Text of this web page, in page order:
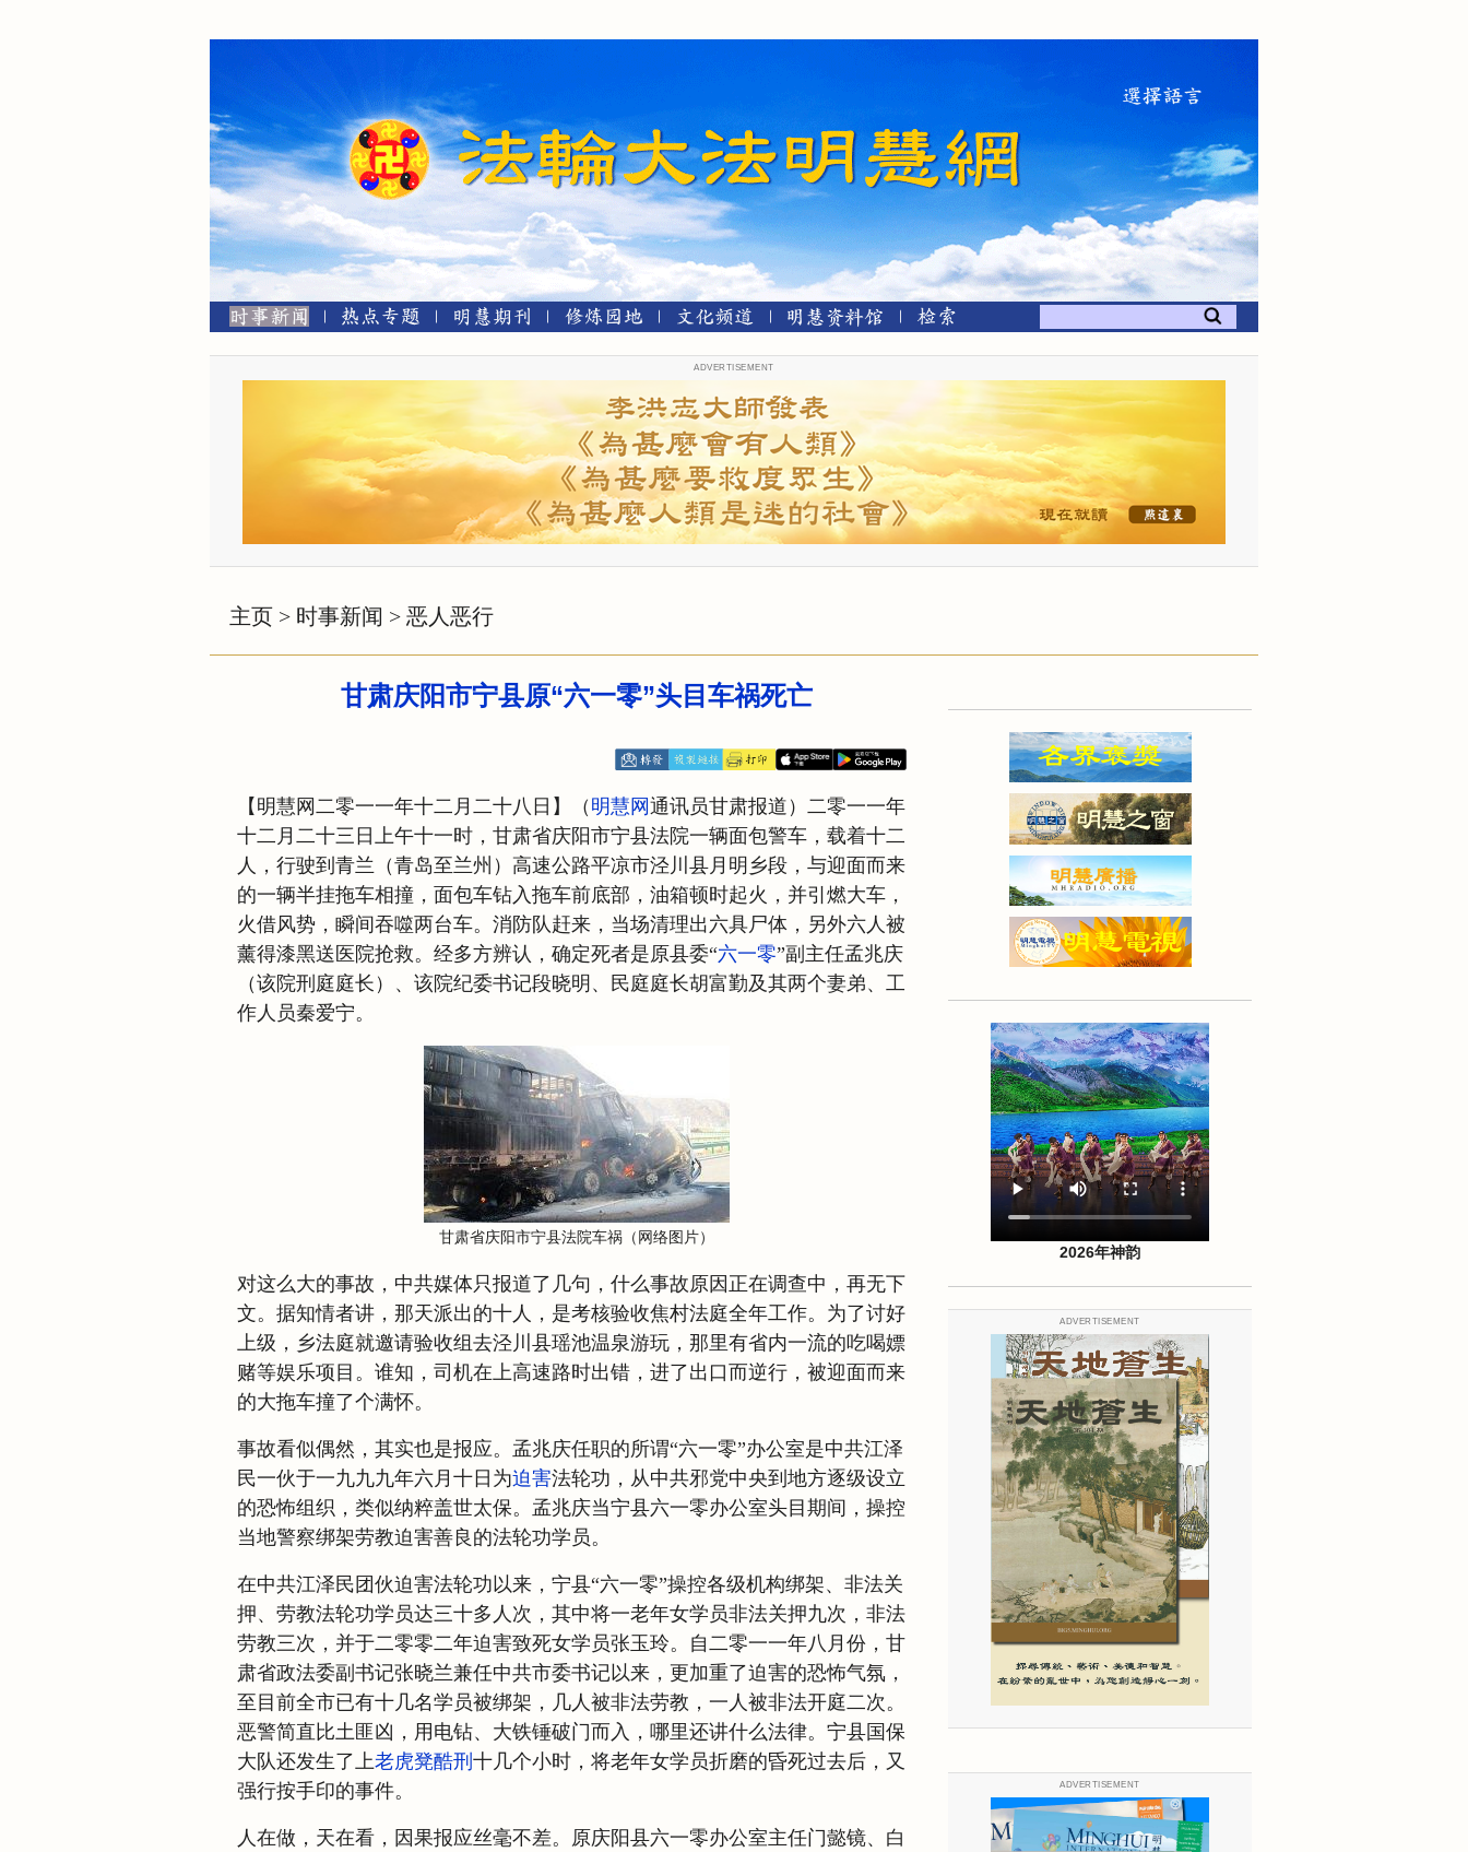
ADVERTISEMENT
主页 > 时事新闻 > 恶人恶行
甘肃庆阳市宁县原“六一零”头目车祸死亡
【明慧网二零一一年十二月二十八日】（ 明慧网 通讯员甘肃报道）二零一一年
十二月二十三日上午十一时，甘肃省庆阳市宁县法院一辆面包警车，载着十二
人，行驶到青兰（青岛至兰州）高速公路平凉市泾川县月明乡段，与迎面而来
的一辆半挂拖车相撞，面包车钻入拖车前底部，油箱顿时起火，并引燃大车，
火借风势，瞬间吞噬两台车。消防队赶来，当场清理出六具尸体，另外六人被
薰得漆黑送医院抢救。经多方辨认，确定死者是原县委“六一零”副主任孟兆庆
（该院刑庭庭长）、该院纪委书记段晓明、民庭庭长胡富勤及其两个妻弟、工
作人员秦爱宁。
甘肃省庆阳市宁县法院车祸（网络图片）
对这么大的事故，中共媒体只报道了几句，什么事故原因正在调查中，再无下
文。据知情者讲，那天派出的十人，是考核验收焦村法庭全年工作。为了讨好
上级，乡法庭就邀请验收组去泾川县瑶池温泉游玩，那里有省内一流的吃喝嫖
赌等娱乐项目。谁知，司机在上高速路时出错，进了出口而逆行，被迎面而来
的大拖车撞了个满怀。
事故看似偶然，其实也是报应。孟兆庆任职的所谓“六一零”办公室是中共江泽
民一伙于一九九九年六月十日为迫害法轮功，从中共邪党中央到地方逐级设立
的恐怖组织，类似纳粹盖世太保。孟兆庆当宁县六一零办公室头目期间，操控
当地警察绑架劳教迫害善良的法轮功学员。
在中共江泽民团伙迫害法轮功以来，宁县“六一零”操控各级机构绑架、非法关
押、劳教法轮功学员达三十多人次，其中将一老年女学员非法关押九次，非法
劳教三次，并于二零零二年迫害致死女学员张玉玲。自二零一一年八月份，甘
肃省政法委副书记张晓兰兼任中共市委书记以来，更加重了迫害的恐怖气氛，
至目前全市已有十几名学员被绑架，几人被非法劳教，一人被非法开庭二次。
恶警简直比土匪凶，用电钻、大铁锤破门而入，哪里还讲什么法律。宁县国保
大队还发生了上老虎凳酷刑 十几个小时，将老年女学员折磨的昏死过去后，又
强行按手印的事件。
人在做，天在看，因果报应丝毫不差。原庆阳县六一零办公室主任门懿镜、白
2026年神韵
ADVERTISEMENT
ADVERTISEMENT